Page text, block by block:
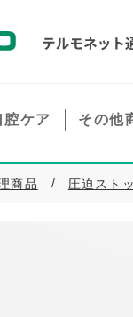
腔ケア その他
商品 圧迫スト